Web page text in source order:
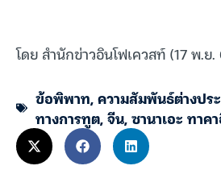
โดย สำนักข่าวอินโฟเควสท์ (17 พ.ย
ข้อพิพาท,ความสัมพันธ์ต่างปร
ทางการทูต,จีน,ซานาเอะ ทาค